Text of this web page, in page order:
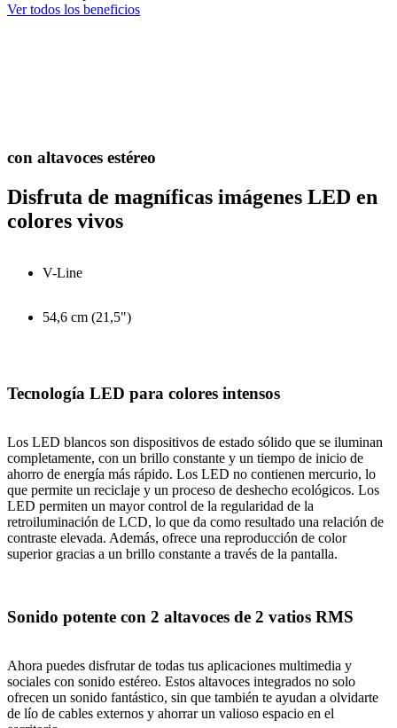
Ver todos los beneficios
con altavoces estéreo
Disfruta de magníficas imágenes LED en
colores vivos
V-Line
54,6 cm (21,5")
Tecnología LED para colores intensos
Los LED blancos son dispositivos de estado sólido que se iluminan
completamente, con un brillo constante y un tiempo de inicio de
ahorro de energía más rápido. Los LED no contienen mercurio, lo
que permite un reciclaje y un proceso de deshecho ecológicos. Los
LED permiten un mayor control de la regularidad de la
retroiluminación de LCD, lo que da como resultado una relación de
contraste elevada. Además, ofrece una reproducción de color
superior gracias a un brillo constante a través de la pantalla.
Sonido potente con 2 altavoces de 2 vatios RMS
Ahora puedes disfrutar de todas tus aplicaciones multimedia y
sociales con sonido estéreo. Estos altavoces integrados no solo
ofrecen un sonido fantástico, sin que también te ayudan a olvidarte
de lío de cables externos y ahorrar un valioso espacio en el